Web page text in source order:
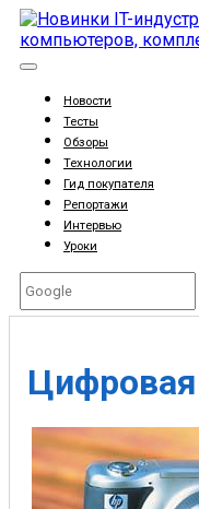
Новости
Тесты
Обзоры
Технологии
Гид покупателя
Репортажи
Интервью
Уроки
Цифровая